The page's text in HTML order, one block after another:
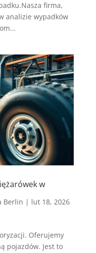
firma,
analizie wypadków
w
Berlin | lut 18, 2026
Oferujemy
pojazdów. Jest to